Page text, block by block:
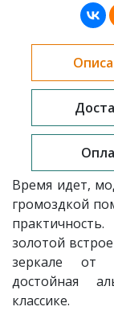
Время идет,
громоздкой
золотой
зеркале от
достойная
классике.